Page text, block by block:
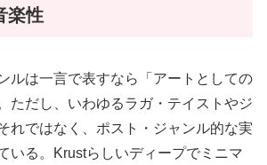
楽性
ルは一言で表すなら「アートとしての
ただし、いわゆるラガ・テイストやジ
れではなく、ポスト・ジャンル的な実
いる。Krustらしいディープでミニマ